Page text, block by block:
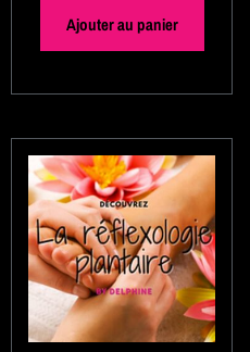
Ajouter au panier